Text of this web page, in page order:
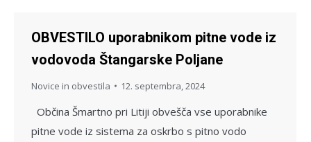
OBVESTILO uporabnikom pitne vode iz
vodovoda Štangarske Poljane
Novice in obvestila 12. septembra, 2024
Občina Šmartno pri Litiji obvešča vse uporabnike
pitne vode iz sistema za oskrbo s pitno vodo